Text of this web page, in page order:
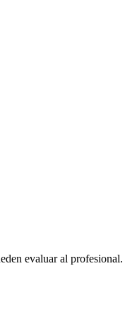
evaluar al profesional.